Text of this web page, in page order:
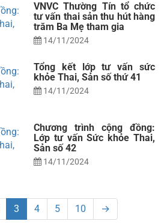
VNVC Thường Tín tổ chức
tư vấn thai sản thu hút hàng
trăm Ba Mẹ tham gia
14/11/2024
Tổng kết lớp tư vấn sức
khỏe Thai, Sản số thứ 41
14/11/2024
Chương trình cộng đồng:
Lớp tư vấn Sức khỏe Thai,
Sản số 42
14/11/2024
3 4 5 10 →